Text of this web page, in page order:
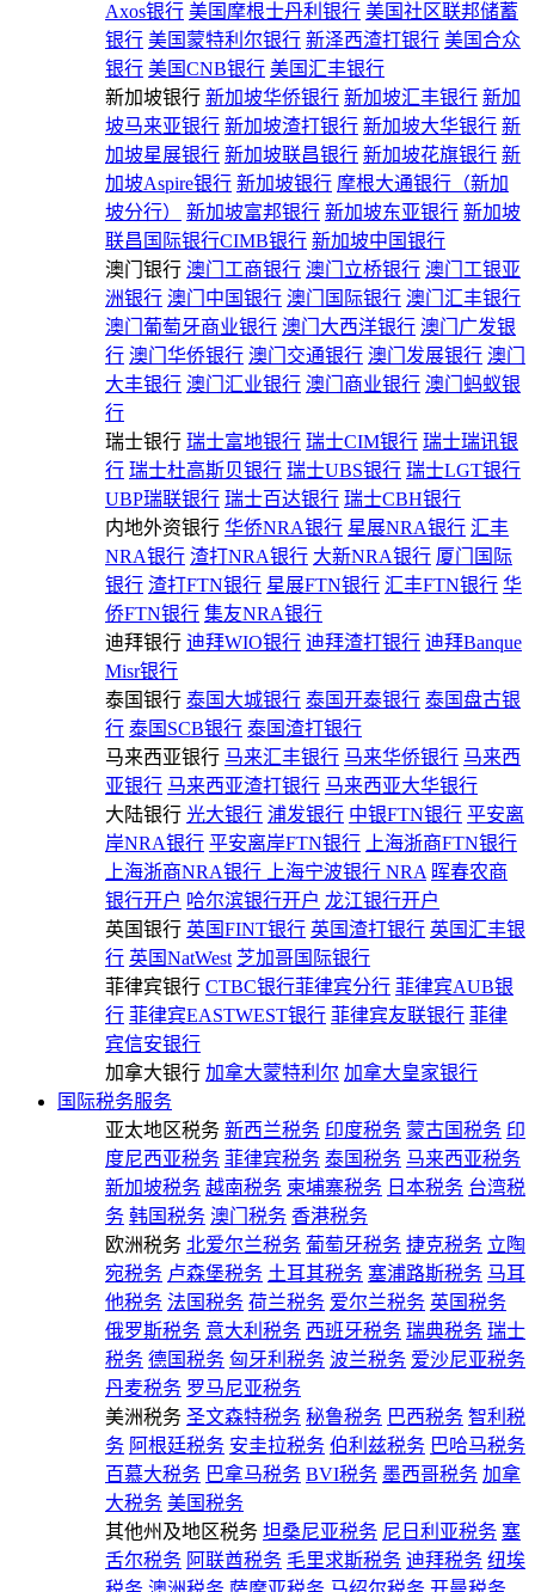
Axos银行 美国摩根士丹利银行 美国社区联邦储蓄
银行 美国蒙特利尔银行 新泽西渣打银行 美国合众
银行 美国CNB银行 美国汇丰银行
新加坡银行 新加坡华侨银行 新加坡汇丰银行 新加
坡马来亚银行 新加坡渣打银行 新加坡大华银行 新
加坡星展银行 新加坡联昌银行 新加坡花旗银行 新
加坡Aspire银行 新加坡银行 摩根大通银行（新加
坡分行）
新加坡富邦银行 新加坡东亚银行 新加坡
联昌国际银行CIMB银行 新加坡中国银行
澳门银行 澳门工商银行 澳门立桥银行 澳门工银亚
洲银行 澳门中国银行 澳门国际银行 澳门汇丰银行
澳门葡萄牙商业银行 澳门大西洋银行 澳门广发银
行 澳门华侨银行 澳门交通银行 澳门发展银行 澳门
大丰银行 澳门汇业银行 澳门商业银行 澳门蚂蚁银
行
瑞士银行 瑞士富地银行 瑞士CIM银行 瑞士瑞讯银
行 瑞士杜高斯贝银行 瑞士UBS银行 瑞士LGT银行
UBP瑞联银行 瑞士百达银行 瑞士CBH银行
内地外资银行 华侨NRA银行 星展NRA银行 汇丰
NRA银行 渣打NRA银行 大新NRA银行 厦门国际
银行 渣打FTN银行 星展FTN银行 汇丰FTN银行 华
侨FTN银行 集友NRA银行
迪拜银行 迪拜WIO银行 迪拜渣打银行 迪拜Banque
Misr银行
泰国银行 泰国大城银行 泰国开泰银行 泰国盘古银
行 泰国SCB银行 泰国渣打银行
马来西亚银行 马来汇丰银行 马来华侨银行 马来西
亚银行 马来西亚渣打银行 马来西亚大华银行
大陆银行 光大银行 浦发银行 中银FTN银行 平安离
岸NRA银行 平安离岸FTN银行
上海浙商FTN银行
上海浙商NRA银行
上海宁波银行 NRA 晖春农商
银行开户 哈尔滨银行开户 龙江银行开户
英国银行 英国FINT银行 英国渣打银行 英国汇丰银
行 英国NatWest 芝加哥国际银行
菲律宾银行 CTBC银行菲律宾分行 菲律宾AUB银
行 菲律宾EASTWEST银行 菲律宾友联银行 菲律
宾信安银行
加拿大银行 加拿大蒙特利尔 加拿大皇家银行
国际税务服务
亚太地区税务 新西兰税务 印度税务 蒙古国税务 印
度尼西亚税务 菲律宾税务 泰国税务 马来西亚税务
新加坡税务 越南税务 柬埔寨税务 日本税务 台湾税
务 韩国税务 澳门税务 香港税务
欧洲税务 北爱尔兰税务 葡萄牙税务 捷克税务 立陶
宛税务 卢森堡税务 土耳其税务 塞浦路斯税务 马耳
他税务 法国税务 荷兰税务 爱尔兰税务 英国税务
俄罗斯税务 意大利税务 西班牙税务 瑞典税务 瑞士
税务 德国税务 匈牙利税务 波兰税务 爱沙尼亚税务
丹麦税务 罗马尼亚税务
美洲税务 圣文森特税务 秘鲁税务 巴西税务 智利税
务 阿根廷税务 安圭拉税务 伯利兹税务 巴哈马税务
百慕大税务 巴拿马税务 BVI税务 墨西哥税务 加拿
大税务 美国税务
其他州及地区税务 坦桑尼亚税务 尼日利亚税务 塞
舌尔税务 阿联酋税务 毛里求斯税务 迪拜税务 纽埃